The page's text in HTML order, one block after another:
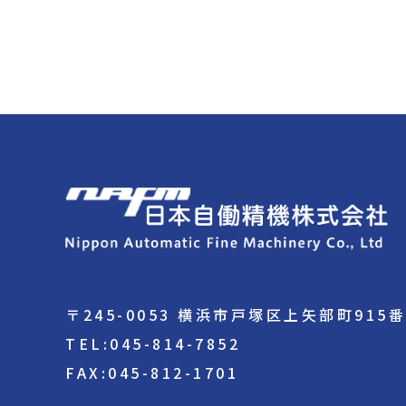
〒245-0053 横浜市戸塚区上矢部町915
TEL:045-814-7852
FAX:045-812-1701